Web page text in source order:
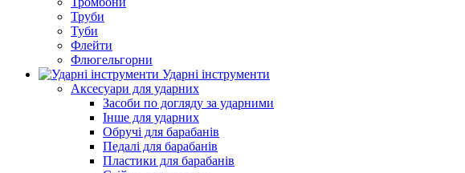
Труби
Туби
Флейти
Флюгельгорни
Ударні інструменти
Аксесуари для ударних
Засоби по догляду за ударними
Інше для ударних
Обручі для барабанів
Педалі для барабанів
Пластики для барабанів